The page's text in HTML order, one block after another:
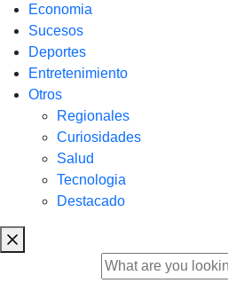
Economia
Sucesos
Deportes
Entretenimiento
Otros
Regionales
Curiosidades
Salud
Tecnologia
Destacado